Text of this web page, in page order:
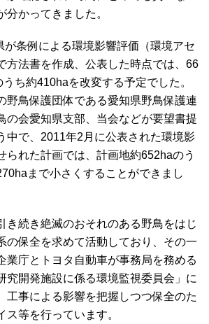
分かってきました。
が条例による環境影響評価（環境アセ
方法書を作成、公表した時点では、66
ち約410haを改変する予定でした。
野鳥保護団体である愛知県野鳥保護連
の会愛知県支部、当会などが要望書提
中で、2011年2月に公表された環境影
られた計画では、計画地約652haのう
まで小さくすることができまし
き続き絶滅のおそれのある野鳥をはじ
の保全を求めて活動しており、その一
業庁とトヨタ自動車が事務局を務める
究開発施設に係る環境監視委員会」に
工事による影響を把握しつつ保全のた
ス等を行っています。